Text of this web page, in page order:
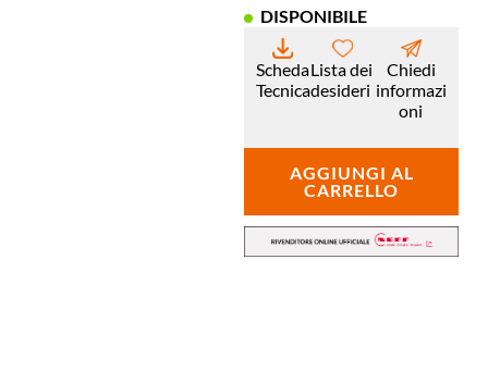
DISPONIBILE
Scheda
Tecnica
Lista dei
desideri
Chiedi
informazi
oni
AGGIUNGI AL
CARRELLO